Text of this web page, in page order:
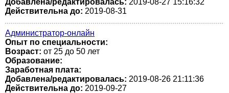
Добавлена/редактировалась: 2019-08-27 15:16:32
Действительна до: 2019-08-31
Администратор-онлайн
Опыт по специальности:
Возраст: от 25 до 50 лет
Образование:
Заработная плата:
Добавлена/редактировалась: 2019-08-26 21:11:36
Действительна до: 2019-09-27